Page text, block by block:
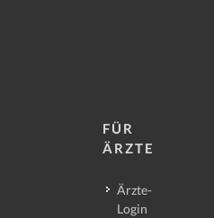
FÜR
ÄRZTE
Ärzte-
Login